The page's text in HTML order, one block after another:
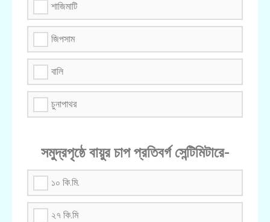
শাজিমাটি
জিপসাম
বালি
চুনাপাথর
সমুদ্রপৃষ্ঠে বায়ুর চাপ প্রতিবর্গ সেন্টিমিটারে-
১০ কি.মি.
২৭ কি.মি